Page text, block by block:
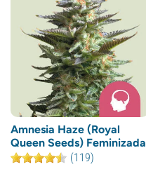
Amnesia Haze (Royal
Queen Seeds) Feminizada
(119)